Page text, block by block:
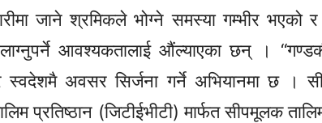
जाने श्रमिकले भोग्ने समस्या गम्भीर भएको
लाग्नुपर्ने आवश्यकतालाई औंल्याएका छन् ।
स्वदेशमै अवसर सिर्जना गर्ने अभियानमा छ ।
प्रतिष्ठान (जिटीईभीटी) मार्फत सीपमूलक